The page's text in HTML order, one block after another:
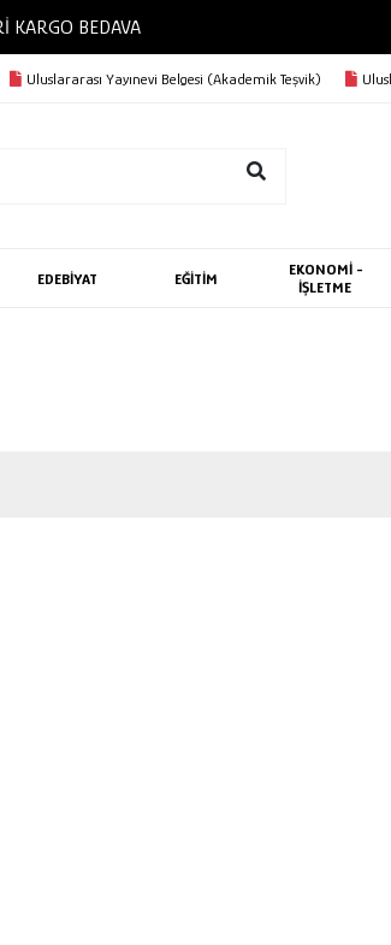
KARGO BEDAVA
Uluslararası Yayınevi Belgesi (Akademik Teşvik)
EDEBİYAT EĞİTİM
EKONOMİ -
İŞLETME